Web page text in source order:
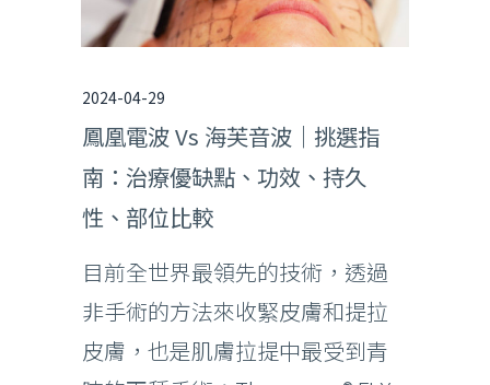
2024-04-29
鳳凰電波 Vs 海芙音波｜挑選指
南：治療優缺點、功效、持久
性、部位比較
目前全世界最領先的技術，透過
非手術的方法來收緊皮膚和提拉
皮膚，也是肌膚拉提中最受到青